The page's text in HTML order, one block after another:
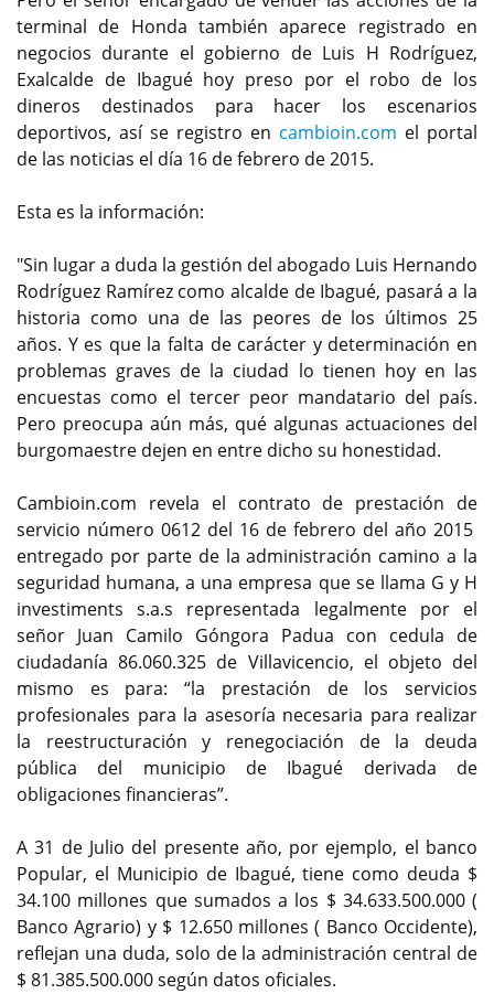
terminal de Honda también aparece registrado en
negocios durante el gobierno de Luis H Rodríguez,
Exalcalde de Ibagué hoy preso por el robo de los
dineros destinados para hacer los escenarios
deportivos, así se registro en cambioin.com el portal
de las noticias el día 16 de febrero de 2015.
Esta es la información:
"Sin lugar a duda la gestión del abogado Luis Hernando
Rodríguez Ramírez como alcalde de Ibagué, pasará a la
historia como una de las peores de los últimos 25
años. Y es que la falta de carácter y determinación en
problemas graves de la ciudad lo tienen hoy en las
encuestas como el tercer peor mandatario del país.
Pero preocupa aún más, qué algunas actuaciones del
burgomaestre dejen en entre dicho su honestidad.
Cambioin.com revela el contrato de prestación de
servicio número 0612 del 16 de febrero del año 2015
entregado por parte de la administración camino a la
seguridad humana, a una empresa que se llama G y H
investiments s.a.s representada legalmente por el
señor Juan Camilo Góngora Padua con cedula de
ciudadanía 86.060.325 de Villavicencio, el objeto del
mismo es para: “la prestación de los servicios
profesionales para la asesoría necesaria para realizar
la reestructuración y renegociación de la deuda
pública del municipio de Ibagué derivada de
obligaciones financieras”.
A 31 de Julio del presente año, por ejemplo, el banco
Popular, el Municipio de Ibagué, tiene como deuda $
34.100 millones que sumados a los $ 34.633.500.000 (
Banco Agrario) y $ 12.650 millones ( Banco Occidente),
reflejan una duda, solo de la administración central de
$ 81.385.500.000 según datos oficiales.